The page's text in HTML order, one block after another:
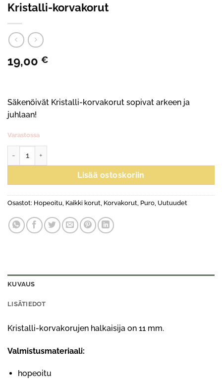
Kristalli-korvakorut
19,00 €
Säkenöivät Kristalli-korvakorut sopivat arkeen ja
juhlaan!
Varastossa
Lisää ostoskoriin
Osastot: Hopeoitu Kaikki korut Korvakorut Puro Uutuudet
KUVAUS
LISÄTIEDOT
Kristalli-korvakorujen halkaisija on 11 mm.
Valmistusmateriaali:
hopeoitu